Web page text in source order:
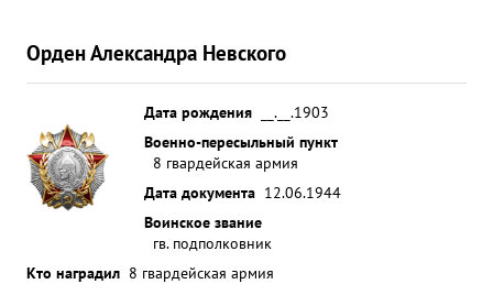
Орден Александра Невского
Дата рождения
__.__.1903
Военно-пересыльный пункт
8 гвардейская армия
Дата документа 12.06.1944
Воинское звание
гв. подполковник
Кто наградил 8 гвардейская армия